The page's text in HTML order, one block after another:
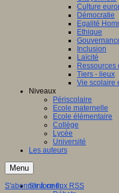
Culture
Démocratie
Egalité
Ethique
Inclusion
Laïcité
Ressources
Tiers - lieux
Vie scolaire
Niveaux
Périscolaire
Ecole maternelle
Ecole élémentaire
Collège
Lycée
Université
Les auteurs
Menu
S'informer
S'abonner à ce flux RSS